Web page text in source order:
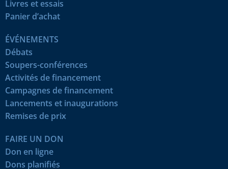
Livres et essais
Panier d’achat
ÉVÉNEMENTS
Débats
Soupers-conférences
Activités de financement
Campagnes de financement
Lancements et inaugurations
Remises de prix
FAIRE UN DON
Don en ligne
Dons planifiés